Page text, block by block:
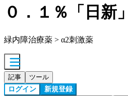
０．１％「日新」
緑内障治療薬 > α2刺激薬
記事 ツール
ログイン 新規登録